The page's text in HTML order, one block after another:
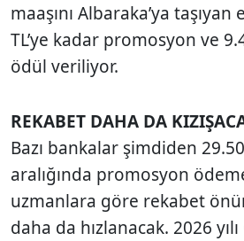
maaşını Albaraka’ya
TL’ye kadar promosyon ve
ödül veriliyor.
REKABET DAHA DA
Bazı bankalar şimdiden
aralığında promosyon
uzmanlara göre rekabet
daha da hızlanacak. 2026